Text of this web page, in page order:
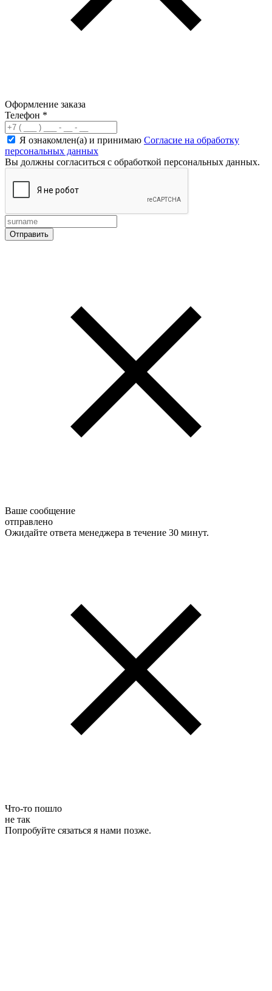
Оформление заказа
Телефон *
Я ознакомлен(а) и принимаю Согласие на обработку
персональных данных
Вы должны согласиться с обработкой персональных данных.
Ваше сообщение
отправлено
Ожидайте ответа менеджера в течение 30 минут.
Что-то пошло
не так
Попробуйте сязаться я нами позже.